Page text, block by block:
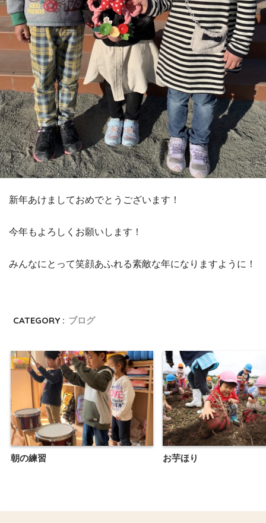
新年あけましておめでとうございます！
今年もよろしくお願いします！
みんなにとって笑顔あふれる素敵な年になりますように！
CATEGORY : ブログ
朝の練習 お芋ほり